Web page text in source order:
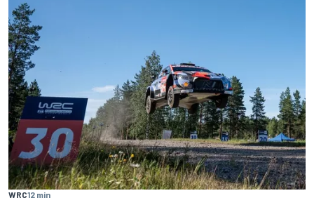
WRC12 min